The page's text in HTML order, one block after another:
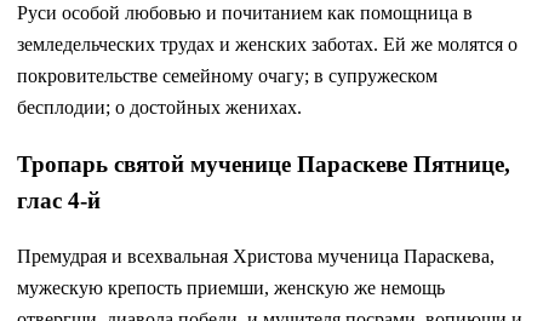
Руси особой любовью и почитанием как помощница в
земледельческих трудах и женских заботах. Ей же молятся о
покровительстве семейному очагу; в супружеском
бесплодии; о достойных женихах.
Тропарь святой мученице Параскеве Пятнице,
глас 4-й
Премудрая и всехвальная Христова мученица Параскева,
мужескую крепость приемши, женскую же немощь